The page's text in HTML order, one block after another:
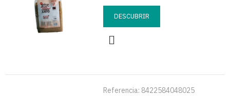
DESCUBRIR
Referencia: 8422584048025